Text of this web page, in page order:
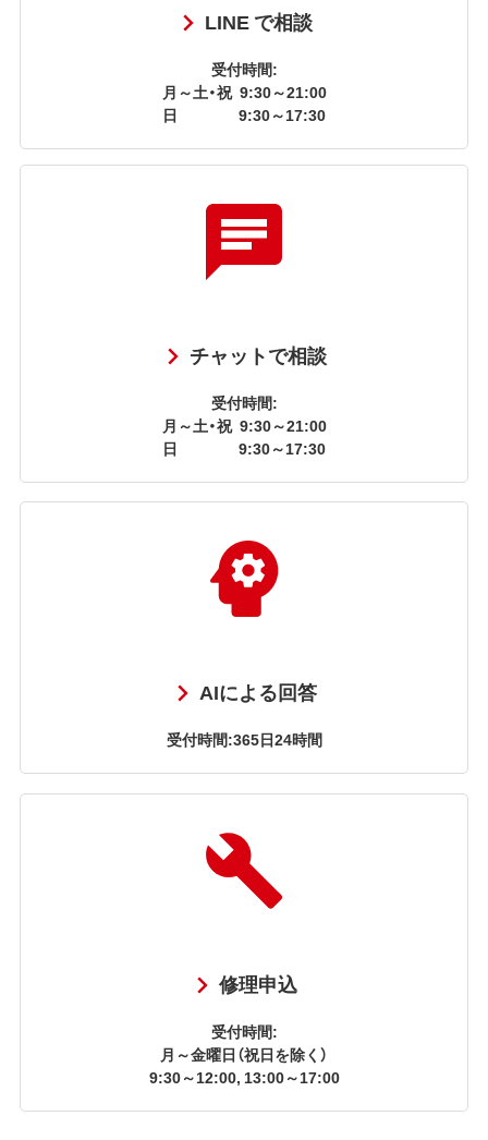
LINE で相談
受付時間:
月～土・祝 9:30～21:00
日
9:30～17:30
チャットで相談
受付時間:
月～土・祝 9:30～21:00
日
9:30～17:30
AIによる回答
受付時間:365日24時間
修理申込
受付時間:
月～金曜日（祝日を除く）
9:30～12:00, 13:00～17:00